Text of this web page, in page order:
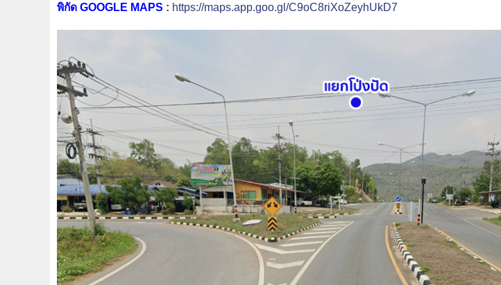
พิกัด GOOGLE MAPS : https://maps.app.goo.gl/C9oC8riXoZeyhUkD7